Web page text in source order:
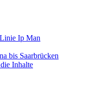
Ip Man
bis Saarbrücken
Inhalte